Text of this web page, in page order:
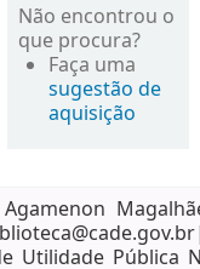
Não encontrou o
que procura?
Faça uma
sugestão de
aquisição
Utilidade Pública